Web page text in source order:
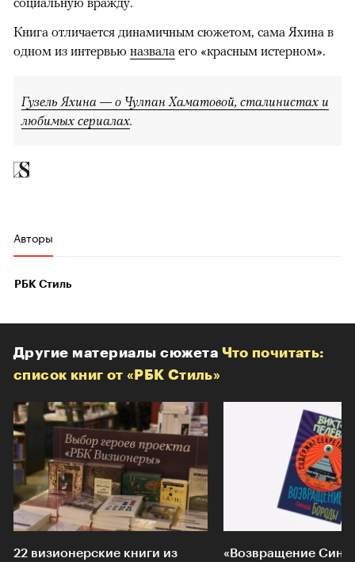
Книга отличается динамичным сюжетом, сама Яхина в
одном из интервью назвала его «красным истерном».
Гузель Яхина — о Чулпан Хаматовой, сталинистах и
любимых сериалах.
Авторы
РБК Стиль
Другие материалы сюжета Что почитать:
список книг от «РБК Стиль»
22 визионерские книги из
«Возвращение